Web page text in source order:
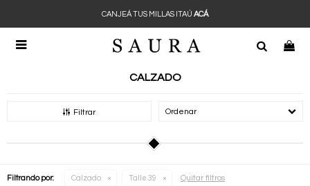

CANJEÁ TUS MILLAS ITAÚ ACÁ
CALZADO
Filtrar Recomendados
Filtrando por: Calzado Talle 39 Quitar filtros